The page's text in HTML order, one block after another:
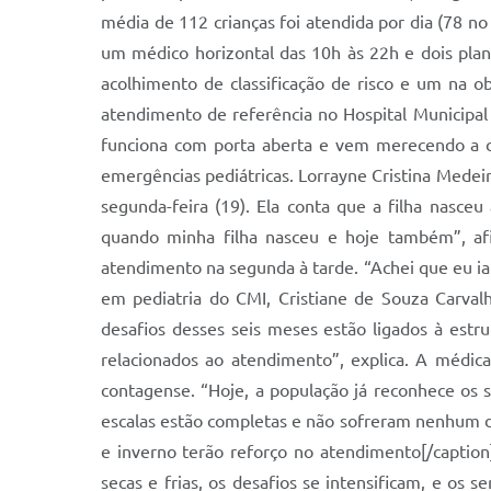
média de 112 crianças foi atendida por dia (78
um médico horizontal das 10h às 22h e dois
acolhimento de classificação de risco e um na
atendimento de referência no Hospital
funciona com porta aberta e vem merecendo a
emergências pediátricas. Lorrayne Cristina
segunda-feira (19). Ela conta que a filha
quando minha filha nasceu e hoje também”,
atendimento na segunda à tarde. “Achei que eu
em pediatria do CMI, Cristiane de Souza
desafios desses seis meses estão ligados à
relacionados ao atendimento”, explica. A
contagense. “Hoje, a população já reconhece
escalas estão completas e não sofreram
e inverno terão reforço no atendimento[/
secas e frias, os desafios se intensificam, e os